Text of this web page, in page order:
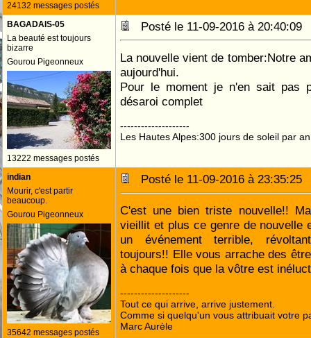
24132 messages postés
BAGADAIS-05
La beauté est toujours
bizarre
Gourou Pigeonneux
13222 messages postés
Posté le 11-09-2016 à
La nouvelle vient de tomber:Notre
aujourd'hui.
Pour le moment je n'en sait pas
désaroi complet
--------------------
Les Hautes Alpes:300 jours de soleil par an
indian
Mourir, c'est partir
beaucoup.
Gourou Pigeonneux
35642 messages postés
Posté le 11-09-2016 à
C'est une bien triste nouvelle!!
vieillit et plus ce genre de nouvelle
un événement terrible,
toujours!! Elle vous arrache des
à chaque fois que la vôtre est
--------------------
Tout ce qui arrive, arrive justement.
Comme si quelqu'un vous attribuait votre
Marc Aurèle